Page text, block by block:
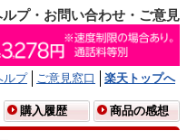
ルプ・お問い合わせ・ご意見
ルプ ご意見窓口
楽天トップへ
購入履歴 商品の感想